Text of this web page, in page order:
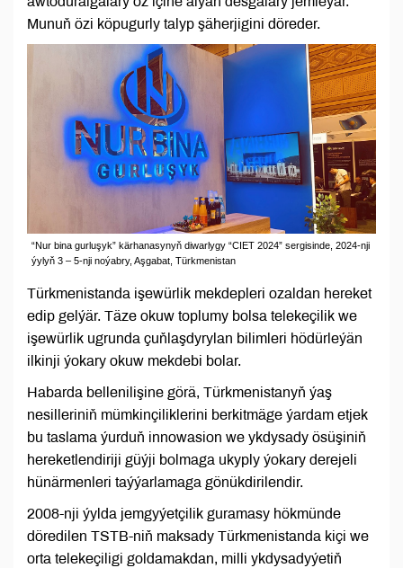
Munuň özi köpugurly talyp şäherjigini döreder.
“Nur bina gurluşyk” kärhanasynyň diwarlygy “CIET 2024” sergisinde, 2024-nji
ýylyň 3 – 5-nji noýabry, Aşgabat, Türkmenistan
Türkmenistanda işewürlik mekdepleri ozaldan hereket
edip gelýär. Täze okuw toplumy bolsa telekeçilik we
işewürlik ugrunda çuňlaşdyrylan bilimleri hödürleýän
ilkinji ýokary okuw mekdebi bolar.
Habarda bellenilişine görä, Türkmenistanyň ýaş
nesilleriniň mümkinçiliklerini berkitmäge ýardam etjek
bu taslama ýurduň innowasion we ykdysady ösüşiniň
hereketlendiriji güýji bolmaga ukyply ýokary derejeli
hünärmenleri taýýarlamaga gönükdirilendir.
2008-nji ýylda jemgyýetçilik guramasy hökmünde
döredilen TSTB-niň maksady Türkmenistanda kiçi we
orta telekeçiligi goldamakdan, milli ykdysadyýetiň